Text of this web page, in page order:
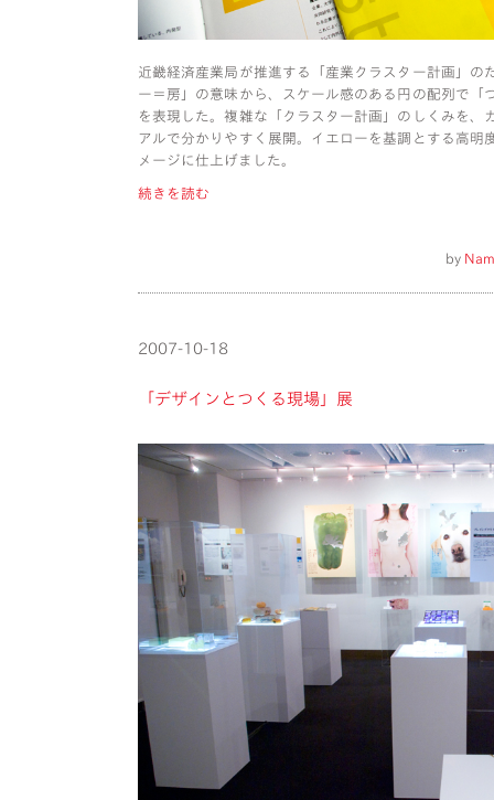
近畿経済産業局が推進する「産業クラスター計画」の
ー＝房」の意味から、スケール感のある円の配列で「
を表現した。複雑な「クラスター計画」のしくみを、
アルで分かりやすく展開。イエローを基調とする高明
メージに仕上げました。
続きを読む
by
2007-10-18
「デザインとつくる現場」展